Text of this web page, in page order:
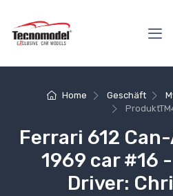
Home Geschäft
Produkt
Ferrari 612
1969 car #16
Driver: